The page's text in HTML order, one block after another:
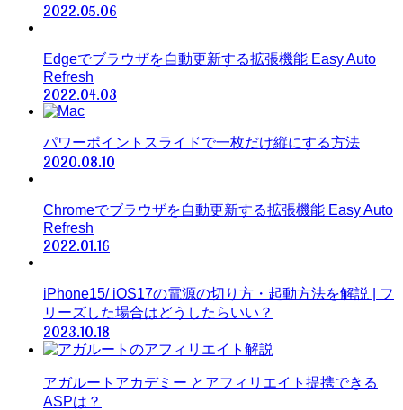
2022.05.06
Edgeでブラウザを自動更新する拡張機能 Easy Auto
Refresh
2022.04.03
パワーポイントスライドで一枚だけ縦にする方法
2020.08.10
Chromeでブラウザを自動更新する拡張機能 Easy Auto
Refresh
2022.01.16
iPhone15/ iOS17の電源の切り方・起動方法を解説 | フ
リーズした場合はどうしたらいい？
2023.10.18
アガルートアカデミー とアフィリエイト提携できる
ASPは？